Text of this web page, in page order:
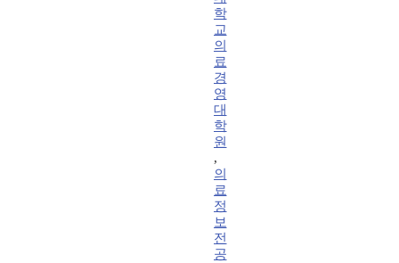
학
교
의
료
경
영
대
학
원
,
의
료
정
보
전
공